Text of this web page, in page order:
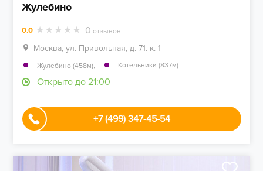
Жулебино
0.0 0 отзывов
Москва, ул. Привольная, д. 71. к. 1
Жулебино (458м), Котельники (837м)
Открыто до 21:00
+7 (499) 347-45-54